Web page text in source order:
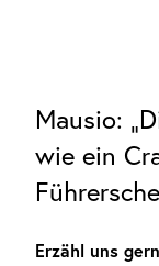
Mausio:
wie ein
Erzähl uns